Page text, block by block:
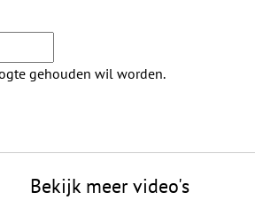
gehouden wil worden.
Bekijk meer video's